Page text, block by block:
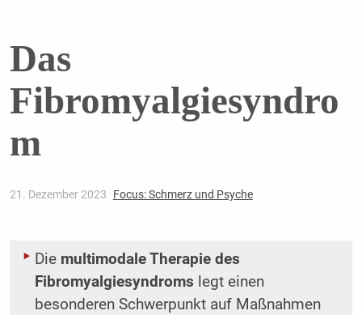
Das
Fibromyalgiesyndro
m
21. Dezember 2023 Focus: Schmerz und Psyche
Die multimodale Therapie des
Fibromyalgiesyndroms legt einen
besonderen Schwerpunkt auf Maßnahmen